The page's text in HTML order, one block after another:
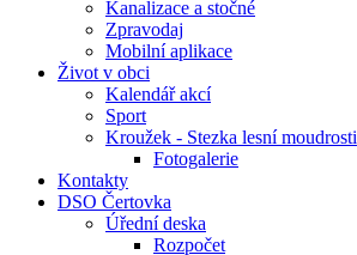
Kanalizace a stočné
Zpravodaj
Mobilní aplikace
Život v obci
Kalendář akcí
Sport
Kroužek - Stezka lesní moudrosti
Fotogalerie
Kontakty
DSO Čertovka
Úřední deska
Rozpočet